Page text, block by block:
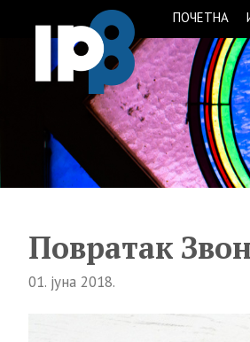
ПОЧЕТНА
Повратак
01. јуна 2018.